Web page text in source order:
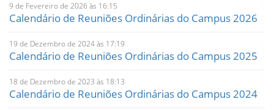
9 de Fevereiro de 2026 às 16:15
Calendário de Reuniões Ordinárias do Campus 2026
19 de Dezembro de 2024 às 17:19
Calendário de Reuniões Ordinárias do Campus 2025
18 de Dezembro de 2023 às 18:13
Calendário de Reuniões Ordinárias do Campus 2024